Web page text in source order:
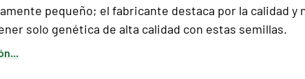
pequeño; el fabricante destaca por la calidad
solo genética de alta calidad con estas semillas.